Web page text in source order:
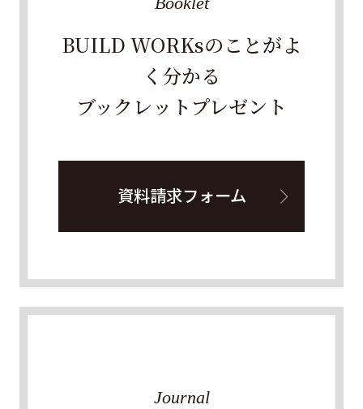
BUILD WORKsのことがよ
く分かる
ブックレットプレゼント
資料請求フォーム
Journal